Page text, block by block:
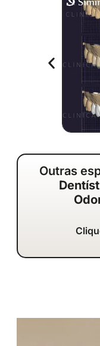
Outras